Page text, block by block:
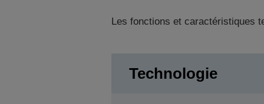
Les fonctions et caractéristiques
Technologie